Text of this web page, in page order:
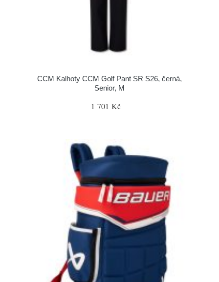
CCM Kalhoty CCM Golf Pant SR S26, černá,
Senior, M
1 701 Kč